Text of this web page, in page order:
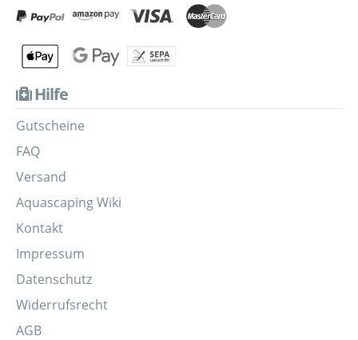
Hilfe
Gutscheine
FAQ
Versand
Aquascaping Wiki
Kontakt
Impressum
Datenschutz
Widerrufsrecht
AGB